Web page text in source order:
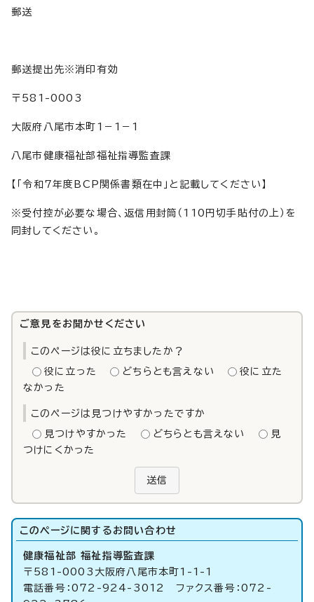
郵送
郵送提出先※消印有効
〒581-0003
大阪府八尾市本町1－1－1
八尾市健康福祉部福祉指導監査課
【「令和7年度BCP関係書類在中」と記載してください】
※受付控が必要な場合、返信用封筒（110円切手貼付の上）を
同封してください。
ご意見をお聞かせください
このページは役に立ちましたか？
役に立った どちらとも言えない
役に立た
なかった
このページは見つけやすかったですか
見つけやすかった どちらとも言えない
見
つけにくかった
送信
このページに関する お問い合わせ
健康福祉部 福祉指導監査課
〒581-0003大阪府八尾市本町1-1-1
電話番号：072-924-3012 ファクス番号：072-